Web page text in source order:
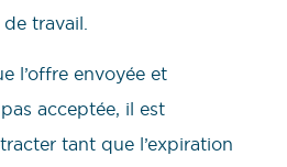
travail.
l’offre envoyée et
acceptée, il est
tant que l’expiration